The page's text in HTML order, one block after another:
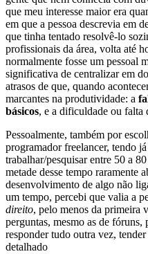
que meu interesse maior era
em que a pessoa descrevia em
que tinha tentado resolvê-lo
profissionais da área, volta até
normalmente fosse um pessoal
significativa de centralizar em
atrasos de que, quando
marcantes na produtividade: a
básicos, e a dificuldade ou falta
Pessoalmente, também por
programador freelancer, tendo
trabalhar/pesquisar entre 50 a
metade desse tempo raramente
desenvolvimento de algo não
um tempo, percebi que valia a
direito, pelo menos da primeira
perguntas, mesmo as de fóruns,
responder tudo outra vez,
detalhado